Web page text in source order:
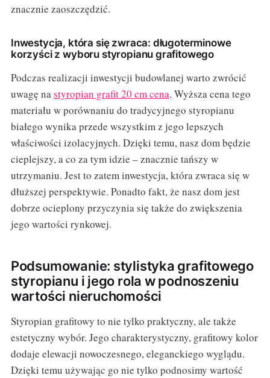
znacznie zaoszczędzić.
Inwestycja, która się zwraca: długoterminowe
korzyści z wyboru styropianu grafitowego
Podczas realizacji inwestycji budowlanej warto zwrócić
uwagę nastyropian grafit 20 cm cena. Wyższa cena tego
materiału w porównaniu do tradycyjnego styropianu
białego wynika przede wszystkim z jego lepszych
właściwości izolacyjnych. Dzięki temu, nasz dom będzie
cieplejszy, a co za tym idzie – znacznie tańszy w
utrzymaniu. Jest to zatem inwestycja, która zwraca się w
dłuższej perspektywie. Ponadto fakt, że nasz dom jest
dobrze ocieplony przyczynia się także do zwiększenia
jego wartości rynkowej.
Podsumowanie: stylistyka grafitowego
styropianu i jego rola w podnoszeniu
wartości nieruchomości
Styropian grafitowy to nie tylko praktyczny, ale także
estetyczny wybór. Jego charakterystyczny, grafitowy kolor
dodaje elewacji nowoczesnego, eleganckiego wyglądu.
Dzięki temu używając go nie tylko podnosimy wartość